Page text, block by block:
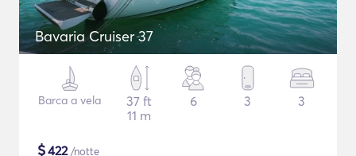
Bavaria Cruiser 37
Barca a vela
37 ft
11 m
6 3 3
$422/notte